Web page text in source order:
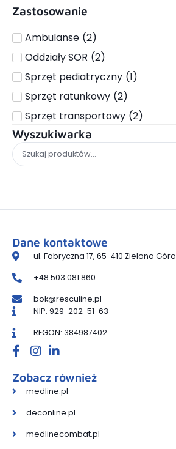
Zastosowanie
Ambulanse (2)
Oddziały SOR (2)
Sprzęt pediatryczny (1)
Sprzęt ratunkowy (2)
Sprzęt transportowy (2)
Wyszukiwarka
Dane kontaktowe
ul. Fabryczna 17, 65-410 Zielona Góra
+48 503 081 860
bok@resculine.pl
NIP: 929-202-51-63
REGON: 384987402
Zobacz również
medline.pl
deconline.pl
medlinecombat.pl